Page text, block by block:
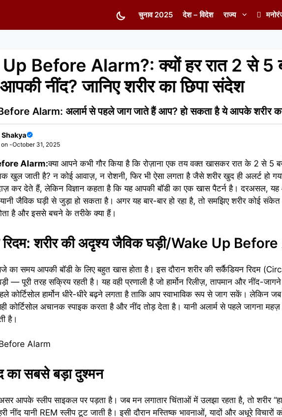
चुनाव 2025 देश – विदेश राज्य
Before Alarm?: क्यों हर रात 2 से 5
नींद? जानिए शरीर का छिपा संदेश
Alarm: अलार्म से पहले जाग जाते हैं आप? हो सकता है ये आपके शरीर
on -October 31, 2025
Alarm:क्या आपने कभी गौर किया है कि रोज़ाना एक तय वक्त खासकर रात के 2 से 5
खुल जाती है? न कोई आवाज़, न रोशनी, फिर भी ऐसा लगता है जैसे शरीर खुद ही अलर्ट हो
कर देते हैं, लेकिन विज्ञान कहता है कि यह आपकी बॉडी का एक खास पैटर्न है। दरअसल,
जैविक घड़ी से जुड़ा हो सकता है। अगर यह बार-बार हो रहा है, तो समझिए शरीर कोई
है और इससे बचने के तरीके क्या हैं।
रिदम: शरीर की अदृश्य जैविक घड़ी/Wake Up
का समय आपकी बॉडी के लिए बहुत खास होता है। इस दौरान शरीर की सर्कैडियन रिदम
— पूरी तरह सक्रिय रहती है। यह वही प्रणाली है जो हार्मोन रिलीज़, तापमान और नींद-
कोर्टिसोल हार्मोन धीरे-धीरे बढ़ने लगता है ताकि आप स्वाभाविक रूप से जाग सकें। लेकिन
कोर्टिसोल अचानक स्पाइक करता है और नींद तोड़ देता है। यानी अलार्म से पहले जागना
है।
का सबसे बड़ा दुश्मन
आपके स्लीप साइकल पर पड़ता है। जब मन लगातार चिंताओं में उलझा रहता है, तो शरीर
नींद यानी REM स्लीप टूट जाती है। इसी दौरान मस्तिष्क भावनाओं, यादों और अधूरे